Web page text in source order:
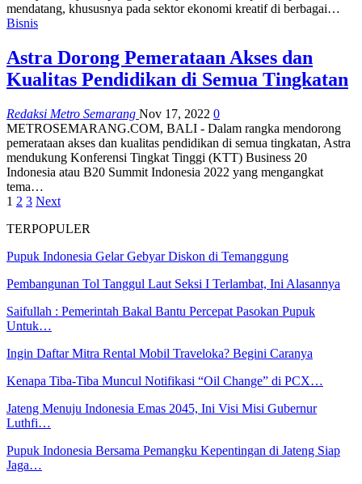
mendatang, khususnya pada sektor ekonomi kreatif di berbagai…
Bisnis
Astra Dorong Pemerataan Akses dan
Kualitas Pendidikan di Semua Tingkatan
Redaksi Metro Semarang Nov 17, 2022 0
METROSEMARANG.COM, BALI - Dalam rangka mendorong
pemerataan akses dan kualitas pendidikan di semua tingkatan, Astra
mendukung Konferensi Tingkat Tinggi (KTT) Business 20
Indonesia atau B20 Summit Indonesia 2022 yang mengangkat
tema…
1 2 3 Next
TERPOPULER
Pupuk Indonesia Gelar Gebyar Diskon di Temanggung
Pembangunan Tol Tanggul Laut Seksi I Terlambat, Ini Alasannya
Saifullah : Pemerintah Bakal Bantu Percepat Pasokan Pupuk
Untuk…
Ingin Daftar Mitra Rental Mobil Traveloka? Begini Caranya
Kenapa Tiba-Tiba Muncul Notifikasi “Oil Change” di PCX…
Jateng Menuju Indonesia Emas 2045, Ini Visi Misi Gubernur
Luthfi…
Pupuk Indonesia Bersama Pemangku Kepentingan di Jateng Siap
Jaga…